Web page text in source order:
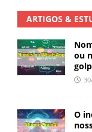
ARTIGOS &
ou
O